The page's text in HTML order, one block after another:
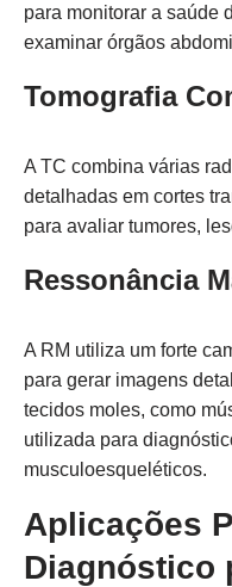
para monitorar a saúde
examinar órgãos
Tomografia
A TC combina várias
detalhadas em cortes
para avaliar tumores,
Ressonância
A RM utiliza um forte
para gerar imagens
tecidos moles, como
utilizada para
musculoesqueléticos.
Aplicações
Diagnóstico